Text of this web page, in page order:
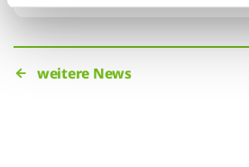
weitere News